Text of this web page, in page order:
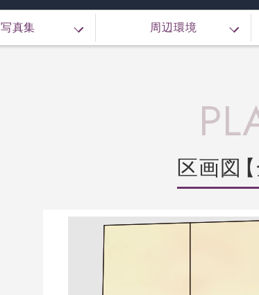
写真集 周辺環境
区画図【